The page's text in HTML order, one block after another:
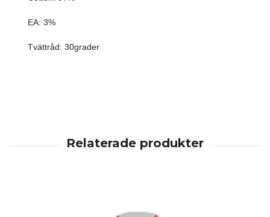
EA: 3%
Tvättråd: 30grader